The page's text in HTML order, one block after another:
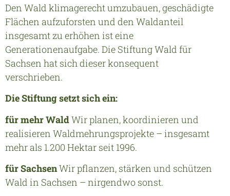
Den Wald klimagerecht umzubauen, geschädigte
Flächen aufzuforsten und den Waldanteil
insgesamt zu erhöhen ist eine
Generationenaufgabe. Die Stiftung Wald für
Sachsen hat sich dieser konsequent
verschrieben.
Die Stiftung setzt sich ein:
für mehr WaldWir planen, koordinieren und
realisieren Waldmehrungsprojekte – insgesamt
mehr als 1.200 Hektar seit 1996.
für SachsenWir pflanzen, stärken und schützen
Wald in Sachsen – nirgendwo sonst.